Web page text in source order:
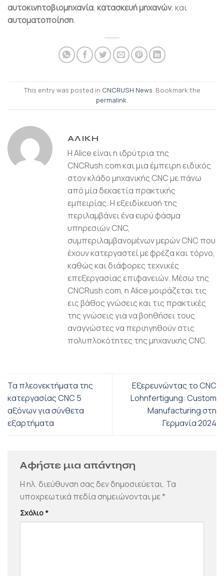
αυτοκινητοβιομηχανία, κατασκευή μηχανών, και
αυτοματοποίηση.
This entry was posted in CNCRUSH News. Bookmark the
permalink.
ΑΛΊΚΗ
Η Alice είναι η ιδρύτρια της
CNCRush.com και μια έμπειρη ειδικός
στον κλάδο μηχανικής CNC με πάνω
από μία δεκαετία πρακτικής
εμπειρίας. Η εξειδίκευσή της
περιλαμβάνει ένα ευρύ φάσμα
υπηρεσιών CNC,
συμπεριλαμβανομένων μερών CNC που
έχουν κατεργαστεί με φρέζα και τόρνο,
καθώς και διάφορες τεχνικές
επεξεργασίας επιφανειών. Μέσω της
CNCRush.com, η Alice μοιράζεται τις
εις βάθος γνώσεις και τις πρακτικές
της γνώσεις για να βοηθήσει τους
αναγνώστες να περιηγηθούν στις
πολυπλοκότητες της μηχανικής CNC.
Τα πλεονεκτήματα της
κατεργασίας CNC 5
αξόνων για σύνθετα
εξαρτήματα
Εξερευνώντας το CNC
Lohnfertigung: Custom
Manufacturing στη
Γερμανία 2024
Αφήστε μια απάντηση
Η ηλ. διεύθυνση σας δεν δημοσιεύεται. Τα
υποχρεωτικά πεδία σημειώνονται με*
Σχόλιο *